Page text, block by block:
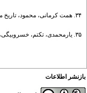
۳۴. همت کرمانی، محمود، تاریخ مفصل کرمان، کرمان، گلی، ۱۳۷۸ش.
۳۵. یارمحمدی، تکتم، خسروبیگی، هوشنگ، «شناسایی و بررسی تشکیلات نظامی جایگزین دیوان عرض در دورۀ ایلخانان»، تاریخ ایران، ش ۲۲، ۶۸-۴۷، ۱۳۹۶.
بازنشر اطلاعات